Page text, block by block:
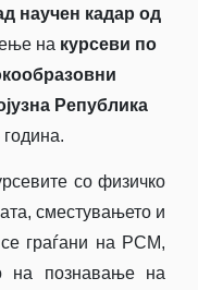
научен кадар од
на курсеви по
Република
со физичко
сместувањето и
граѓани на РСМ,
на познавање на